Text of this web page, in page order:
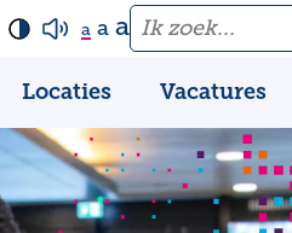
a a a
Locaties Vacatures